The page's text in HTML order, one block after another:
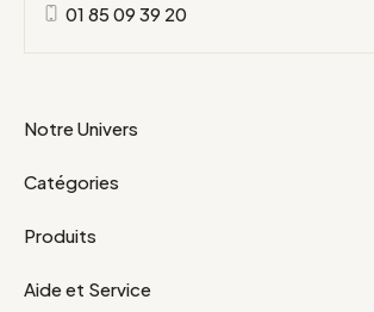
01 85 09 39 20
Notre Univers
Catégories
Produits
Aide et Service